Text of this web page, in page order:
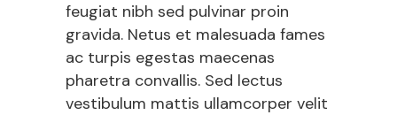
feugiat nibh sed pulvinar proin
gravida. Netus et malesuada fames
ac turpis egestas maecenas
pharetra convallis. Sed lectus
vestibulum mattis ullamcorper velit